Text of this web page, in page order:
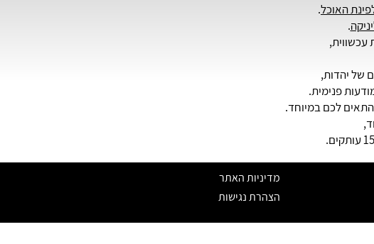
האוכל.
.
עכשווית,
של יהדות,
פנימית.
לכם במיוחד.
מדיניות האתר
הצהרת נגישות